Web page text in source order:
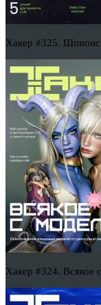
Хакер #325.
Хакер #324. Всякое